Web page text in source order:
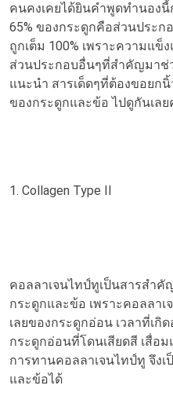
คนคงเคยได้ยินคำพูดทำนองนี้
65% ของกระดูกคือส่วนประก
ถูกเต็ม 100% เพราะความแ
ส่วนประกอบอื่นๆที่สำคัญมาช่
แนะนำ สารเด็ดๆที่ต้องขอยก
ของกระดูกและข้อ ไปดูกันเลย
1. Collagen Type II
คอลลาเจนไทป์ทูเป็นสารสำ
กระดูกและข้อ เพราะคอลลา
เลยของกระดูกอ่อน เวลาที่เกิ
กระดูกอ่อนที่โดนเสียดสี เสื่อ
การทานคอลลาเจนไทป์ทู จึง
และข้อได้